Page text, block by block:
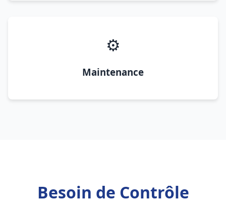
⚙️
Maintenance
Besoin de Contrôle